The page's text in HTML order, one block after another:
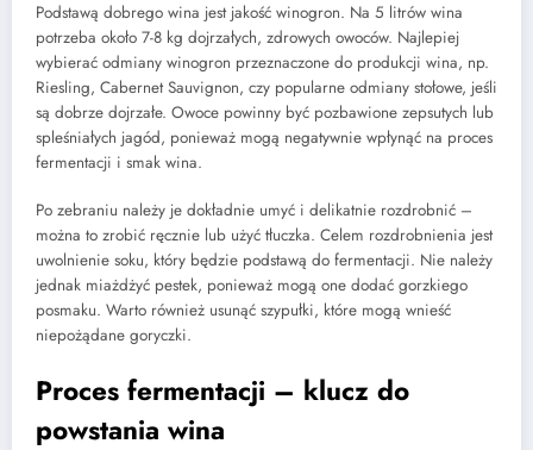
Podstawą dobrego wina jest jakość winogron. Na 5 litrów wina
potrzeba około 7-8 kg dojrzałych, zdrowych owoców. Najlepiej
wybierać odmiany winogron przeznaczone do produkcji wina, np.
Riesling, Cabernet Sauvignon, czy popularne odmiany stołowe, jeśli
są dobrze dojrzałe. Owoce powinny być pozbawione zepsutych lub
spleśniałych jagód, ponieważ mogą negatywnie wpłynąć na proces
fermentacji i smak wina.
Po zebraniu należy je dokładnie umyć i delikatnie rozdrobnić –
można to zrobić ręcznie lub użyć tłuczka. Celem rozdrobnienia jest
uwolnienie soku, który będzie podstawą do fermentacji. Nie należy
jednak miażdżyć pestek, ponieważ mogą one dodać gorzkiego
posmaku. Warto również usunąć szypułki, które mogą wnieść
niepożądane goryczki.
Proces fermentacji – klucz do
powstania wina